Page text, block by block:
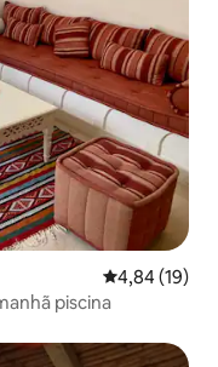
Classificação
4,84 (19)
piscina